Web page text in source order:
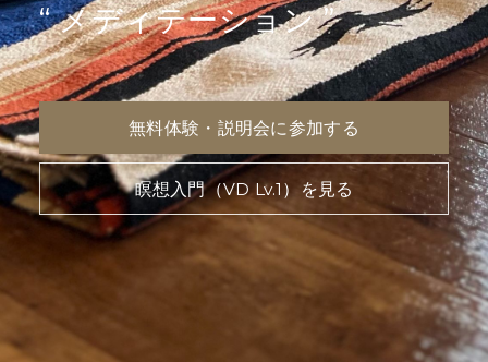
“ メディテーション ”
無料体験・説明会に参加する
瞑想入門（VD Lv.1）を見る